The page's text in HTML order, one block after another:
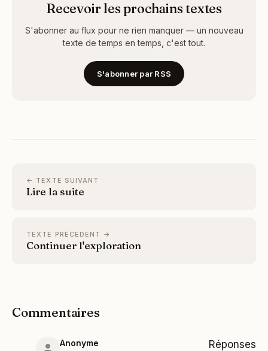
Recevoir les prochains textes
S'abonner au flux pour ne rien manquer — un nouveau
texte de temps en temps, c'est tout.
S'abonner par RSS
← TEXTE SUIVANT
Lire la suite
TEXTE PRÉCÉDENT →
Continuer l'exploration
Commentaires
Anonyme Réponses